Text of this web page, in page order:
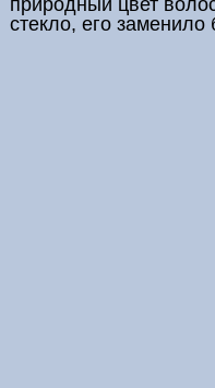
стекло, его заменило